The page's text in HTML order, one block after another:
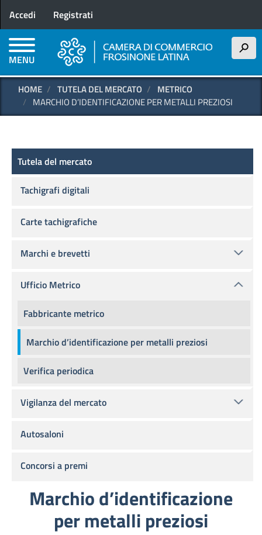
principale
Menu profilo utente
Accedi Registrati
MENU
h
HOME TUTELA DEL MERCATO
METRICO
MARCHIO D’IDENTIFICAZIONE PER METALLI PREZIOSI
Marchio d’identificazione
per metalli preziosi
Tutela del mercato
Tutela del mercato
Tachigrafi digitali
Carte tachigrafiche
Marchi e brevetti
Ufficio Metrico
Fabbricante metrico
Marchio d’identificazione per metalli preziosi
Verifica periodica
Vigilanza del mercato
Autosaloni
Concorsi a premi